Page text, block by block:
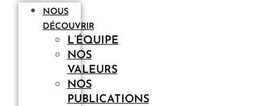
NOUS
DÉCOUVRIR
L’ÉQUIPE
NOS
VALEURS
NOS
PUBLICATIONS